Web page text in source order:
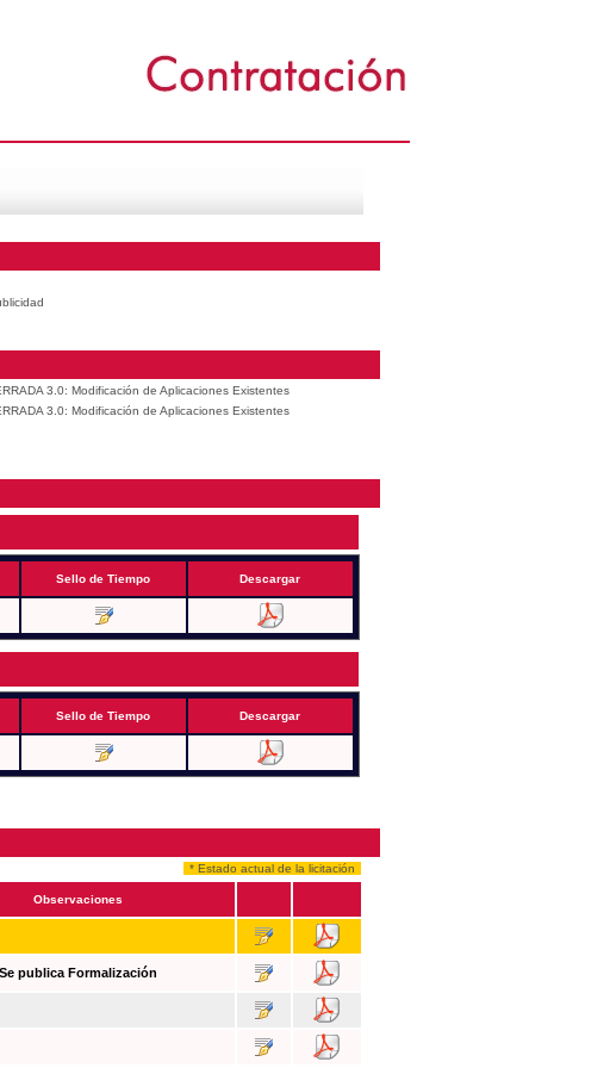
3.0: Modificación de Aplicaciones Existentes
3.0: Modificación de Aplicaciones Existentes
Sello de Tiempo Descargar
Sello de Tiempo Descargar
* Estado actual de la licitación
Observaciones
Se publica Formalización